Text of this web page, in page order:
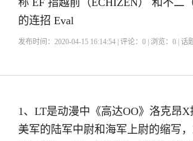
称 EF 指越前（ECHIZEN） 和不二
的连招 Eval
发布时间：2020-04-15 16:14:54 | 评论：0 | 浏览：0 | 话
1、LT是动漫中《高达OO》洛克昂
美军的陆军中尉和海军上尉的缩写